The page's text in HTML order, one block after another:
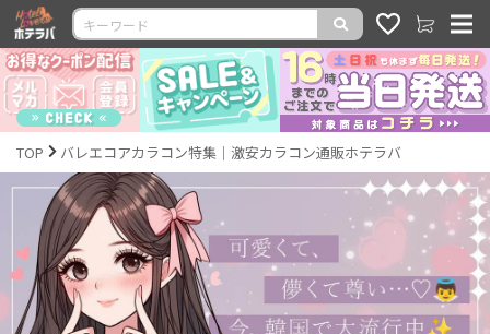
TOP バレエコアカラコン特集｜激安カラコン通販ホテラバ